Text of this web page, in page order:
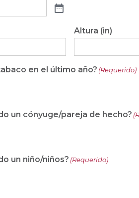
Altura (in)
en el último año? (Requerido)
un cónyuge/pareja de hecho?
un niño/niños? (Requerido)